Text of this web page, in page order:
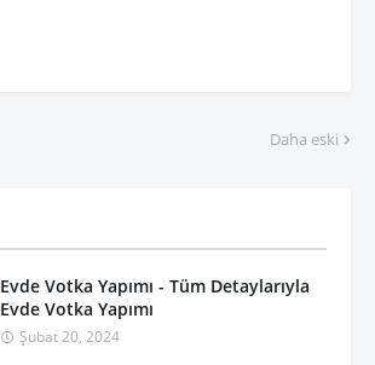
Daha eski
Evde Votka Yapımı - Tüm Detaylarıyla
Evde Votka Yapımı
Şubat 20, 2024